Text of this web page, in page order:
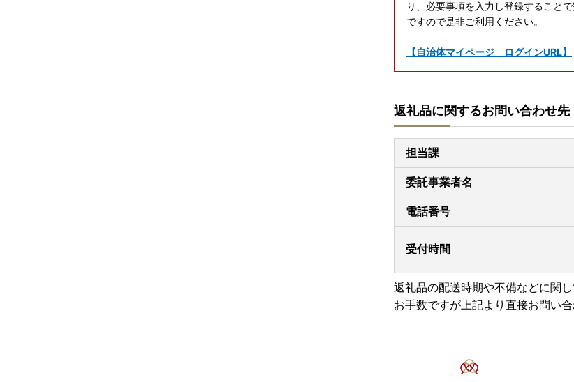
り、必要事項を入力し登録すること
ですので是非ご利用ください。
【自治体マイページ ログインURL】
返礼品に関するお問い合わせ先
担当課
委託事業者名
電話番号
受付時間
返礼品の配送時期や不備などに関
お手数ですが上記より直接お問い